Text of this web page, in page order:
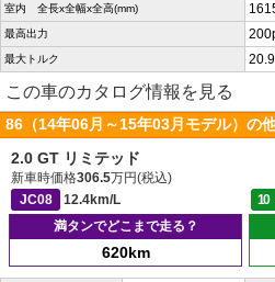
室内 全長x全幅x全高(mm)
最高出力
最大トルク
この車のカタログ情報を見る
86（14年06月～15年03月モデル）の
2.0 GT リミテッド
新車時価格306.5万円(税込)
JC08
12.4km/L 10
満タンでどこまで走る？
620km